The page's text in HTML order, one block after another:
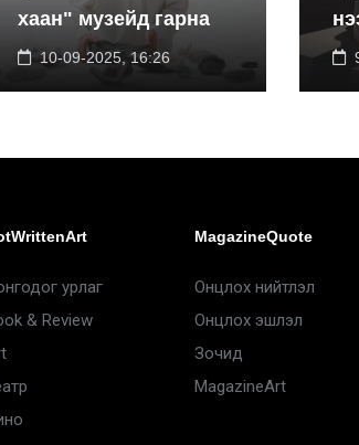
хаан" музейд гарна
10-09-2025, 16:26
урлаг
& Review
MagazineQuote
Онцлох нийтлэл
Онцлох эшлэл
Зочид
MagazineArt